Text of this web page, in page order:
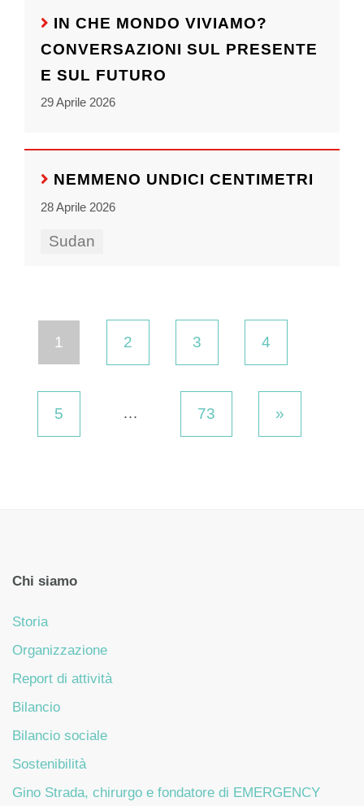
IN CHE MONDO VIVIAMO?
CONVERSAZIONI SUL PRESENTE
E SUL FUTURO
29 Aprile 2026
NEMMENO UNDICI CENTIMETRI
28 Aprile 2026
Sudan
1 2 3 4
5 … 73 »
Chi siamo
Storia
Organizzazione
Report di attività
Bilancio
Bilancio sociale
Sostenibilità
Gino Strada, chirurgo e fondatore di EMERGENCY